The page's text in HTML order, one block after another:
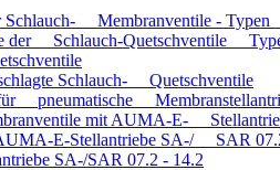
Membranventile -
der Schlauch-Quetschventile
Schlauch- Quetschventile
pneumatische
mit AUMA-E-
E-Stellantriebe SA-/ SAR
SA-/SAR 07.2 - 14.2